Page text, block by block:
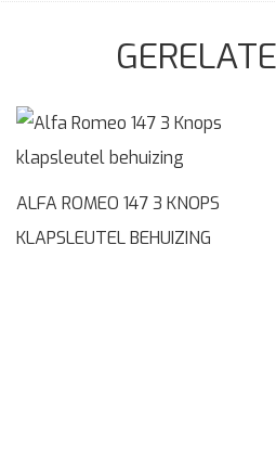
ALFA ROMEO 147 3 KNOPS
KLAPSLEUTEL BEHUIZING